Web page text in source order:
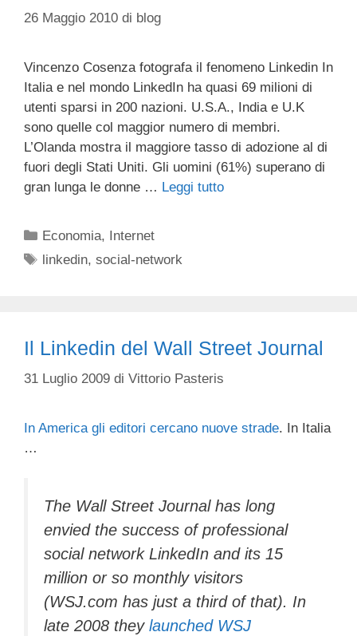
26 Maggio 2010 di blog
Vincenzo Cosenza fotografa il fenomeno Linkedin In
Italia e nel mondo LinkedIn ha quasi 69 milioni di
utenti sparsi in 200 nazioni. U.S.A., India e U.K
sono quelle col maggior numero di membri.
L’Olanda mostra il maggiore tasso di adozione al di
fuori degli Stati Uniti. Gli uomini (61%) superano di
gran lunga le donne … Leggi tutto
Categorie
Economia, Internet
Tag
linkedin,social-network
Il Linkedin del Wall Street Journal
31 Luglio 2009 di Vittorio Pasteris
In America gli editori cercano nuove strade. In Italia
…
The Wall Street Journal has long
envied the success of professional
social network LinkedIn and its 15
million or so monthly visitors
(WSJ.com has just a third of that). In
late 2008 they launched WSJ